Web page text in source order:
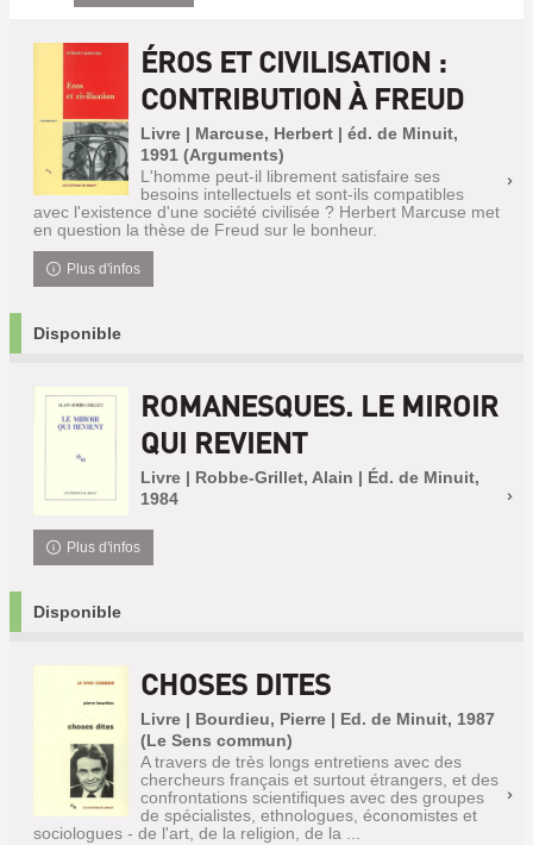
imédiat)
ÉROS ET CIVILISATION :
CONTRIBUTION À FREUD
Livre | Marcuse, Herbert | éd. de Minuit,
1991 (Arguments)
L'homme peut-il librement satisfaire ses
besoins intellectuels et sont-ils compatibles
avec l'existence d'une société civilisée ? Herbert Marcuse met
en question la thèse de Freud sur le bonheur.
Plus d'infos
Disponible
ROMANESQUES. LE MIROIR
QUI REVIENT
Livre | Robbe-Grillet, Alain | Éd. de Minuit,
1984
Plus d'infos
Disponible
CHOSES DITES
Livre | Bourdieu, Pierre | Ed. de Minuit, 1987
(Le Sens commun)
A travers de très longs entretiens avec des
chercheurs français et surtout étrangers, et des
confrontations scientifiques avec des groupes
de spécialistes, ethnologues, économistes et
sociologues - de l'art, de la religion, de la ...